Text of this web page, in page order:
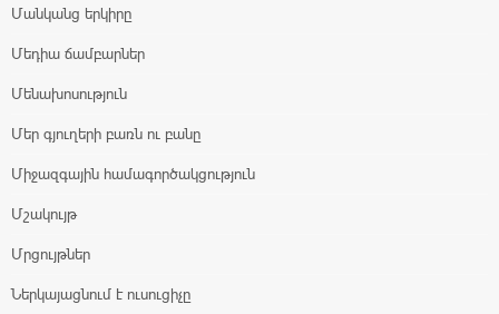
Մանկանց երկիրը
Մեդիա ճամբարներ
Մենախոսություն
Մեր գյուղերի բառն ու բանը
Միջազգային համագործակցություն
Մշակույթ
Մրցույթներ
Ներկայացնում է ուսուցիչը